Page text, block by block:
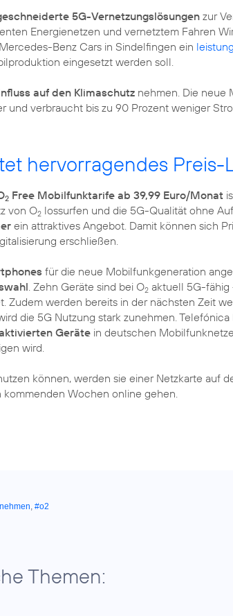
5G-Vernetzungslösungen zur
Energienetzen und vernetztem Fahren
Benz Cars in Sindelfingen ein
eingesetzt werden soll.
auf den Klimaschutz nehmen. Die neue
und verbraucht bis zu 90 Prozent weniger
hervorragendes
2 Free Mobilfunktarife ab 39,99 Euro/Monat
von O2 lossurfen und die 5G-Qualität ohne
ein attraktives Angebot. Damit können sich
erschließen.
für die neue Mobilfunkgeneration
. Zehn Geräte sind bei O2 aktuell 5G-fähig
Zudem werden bereits in der nächsten Zeit
die 5G Nutzung stark zunehmen.
Geräte in deutschen
wird.
können, werden sie einer Netzkarte auf
kommenden Wochen online gehen.
, #o2
Themen: